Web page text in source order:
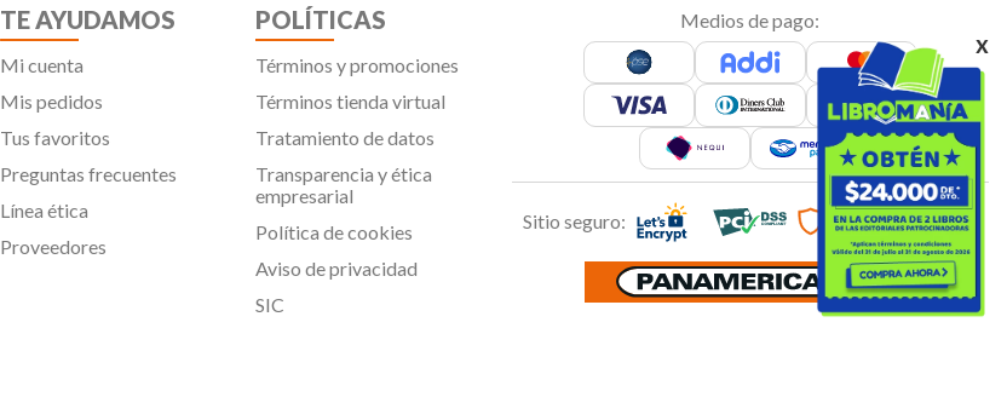
x
TE AYUDAMOS
Mi cuenta
Mis pedidos
Tus favoritos
Preguntas frecuentes
Línea ética
Proveedores
POLÍTICAS
Términos y promociones
Términos tienda virtual
Tratamiento de datos
Transparencia y ética
empresarial
Política de cookies
Aviso de privacidad
SIC
Medios de pago:
Sitio seguro: